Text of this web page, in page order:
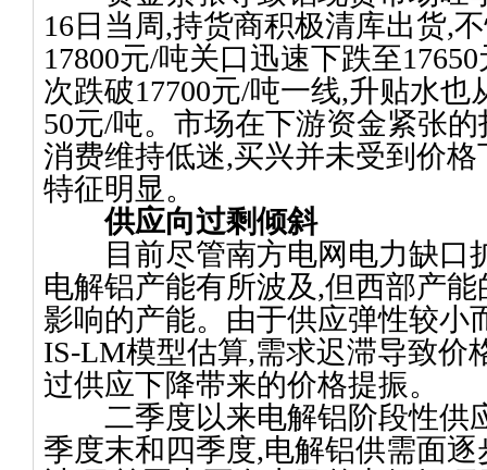
16日 当周,持货商积极清库出货,
17800元/吨关口迅速下跌至17650
次跌破17700元/吨一线,升贴水也
50元/吨。市场在下游资金紧张的
消费维持低迷,买兴并未受到价格
特征明显。
供应向过剩倾斜
目前尽管南方电网电力缺口
电解铝产能有所波及,但西部产能
影响的产能。由于供应弹性较小
IS-LM模型估算,需求迟滞导致价
过供应下降带来的价格提振。
二季度以来电解铝阶段性供
季度末和四季度,电解铝供需面